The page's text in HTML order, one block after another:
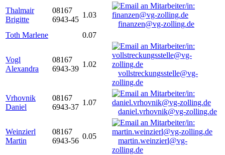
Thalmair
Brigitte
08167
6943-45
1.03
finanzen@vg-zolling.de
Toth Marlene
0.07
Vogl
Alexandra
08167
6943-39
1.02
vollstreckungsstelle@vg-
zolling.de
Vrhovnik
Daniel
08167
6943-37
1.07
daniel.vrhovnik@vg-zolling.de
Weinzierl
Martin
08167
6943-56
0.05
martin.weinzierl@vg-
zolling.de